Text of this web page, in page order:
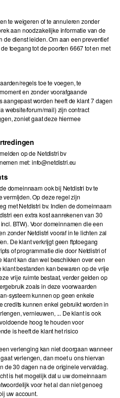
te weigeren of te annuleren zonder
aan noodzakelijke informatie van de
de dienst leiden. Om aan een preventief
toegang tot de poorten 6667 tot en met
regels toe te voegen, te
en zonder voorafgaande
worden heeft de klant 7 dagen
website/forum/mail) zijn contract
zoniet gaat deze hiermee
op de Netdistri bv
met: info@netdistri.eu
domeinnaam ook bij Netdistri bv te
vermijden. Op deze regel zijn
met Netdistri bv. Indien de domeinnaam
een extra kost aanrekenen van 30
BTW). Voor domeinnamen die een
zonder Netdistri vooraf in te lichten zal
De klant verkrijgt geen ftptoegang
of programmatie die door Netdistri of
kan dan wel beschikken over een
bestanden kan bewaren op de vrije
vrije ruimte bestaat, verder gelden op
zoals in deze voorwaarden
systeem kunnen op geen enkele
credits kunnen enkel gebruikt worden in
vernieuwen, ... De klant is ook
hoog te houden voor
is heeft de klant het risico
verlenging kan niet doorgaan wanneer
verlengen, dan moet u ons hiervan
de 30 dagen na de originele vervaldag.
is het mogelijk dat u uw domeinnaam
voor het al dan niet genoeg
uw account.